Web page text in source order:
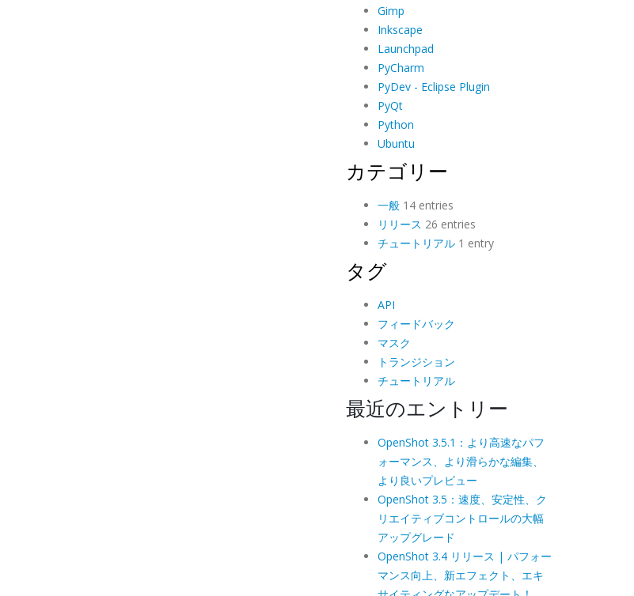
Gimp
Inkscape
Launchpad
PyCharm
PyDev - Eclipse Plugin
PyQt
Python
Ubuntu
カテゴリー
一般14 entries
リリース 26 entries
チュートリアル1 entry
タグ
API
フィードバック
マスク
トランジション
チュートリアル
最近のエントリー
OpenShot 3.5.1：より高速なパフ
ォーマンス、より滑らかな編集、
より良いプレビュー
OpenShot 3.5：速度、安定性、ク
リエイティブコントロールの大幅
アップグレード
OpenShot 3.4 リリース | パフォー
マンス向上、新エフェクト、エキ